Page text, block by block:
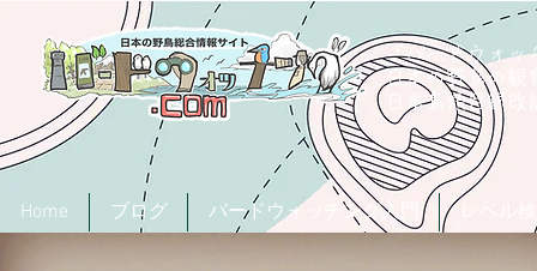
「バードウォッ
日本の野鳥の観
日本鳥類目録
Home ブログ バードウォッチング入門